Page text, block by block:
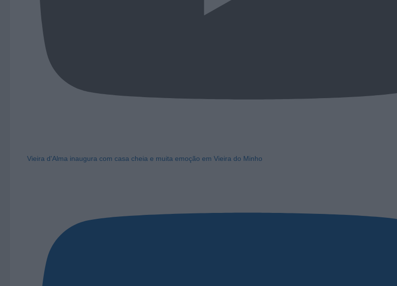
Vieira d'Alma inaugura com casa cheia e muita emoção em Vieira do Minho